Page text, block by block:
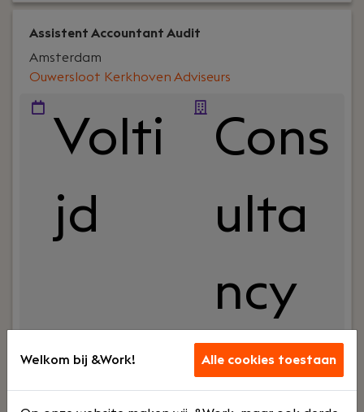
Assistent Accountant Audit
Ouwersloot Kerkhoven Adviseurs
Amsterdam
Volti
jd
Cons
ulta
ncy
Jouw rol:Wil jij werken in een auditpraktijk waar je
inhoudelijk wordt uitgedaagd, veel leert en direct
schakelt met klanten? Bij Ouwersloot Kerkhoven
Welkom bij &Work! Alle cookies toestaan